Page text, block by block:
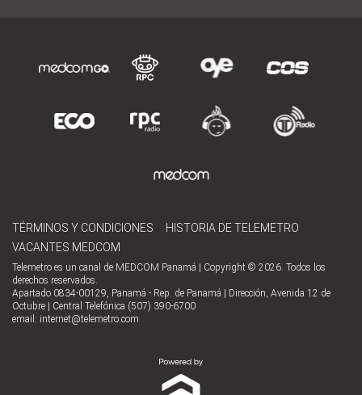
TÉRMINOS Y CONDICIONES
HISTORIA DE TELEMETRO
VACANTES MEDCOM
Telemetro es un canal de MEDCOM Panamá | Copyright © 2026. Todos los
derechos reservados.
Apartado 0834-00129, Panamá - Rep. de Panamá | Dirección, Avenida 12 de
Octubre | Central Telefónica (507) 390-6700
email: internet@telemetro.com